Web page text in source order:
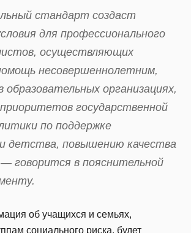
стандарт создаст
для профессионального
осуществляющих
несовершеннолетним,
организациях,
государственной
по поддержке
детства, повышению качества
— говорится в пояснительной
об учащихся и семьях,
социального риска, будет